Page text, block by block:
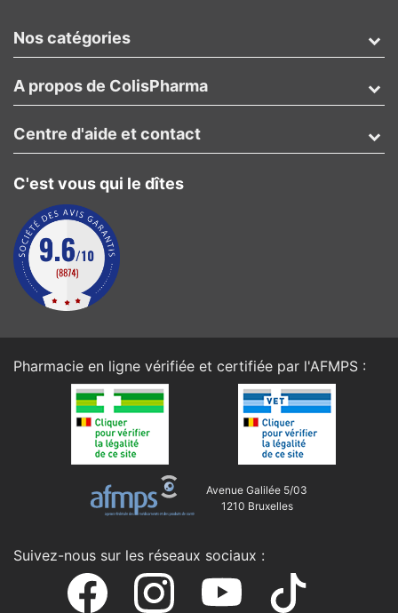
Nos catégories
A propos de ColisPharma
C'est vous qui le dîtes
Centre d'aide et contact
Pharmacie en ligne vérifiée et certifiée par l'AFMPS :
Avenue Galilée 5/03
1210 Bruxelles
Suivez-nous sur les réseaux sociaux :